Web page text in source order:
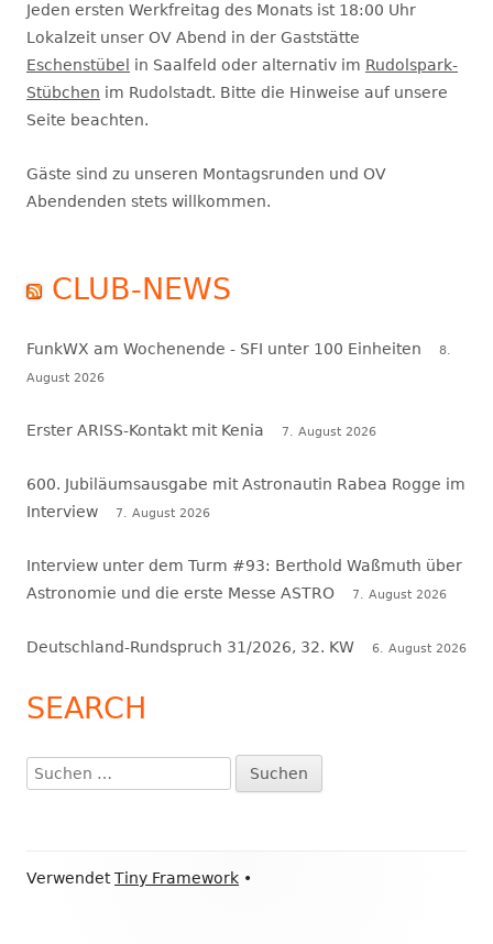
Jeden ersten Werkfreitag des Monats ist 18:00 Uhr
Lokalzeit unser OV Abend in der Gaststätte
Eschenstübel
in Saalfeld oder alternativ im Rudolspark-
Stübchen im Rudolstadt. Bitte die Hinweise auf unsere
Seite beachten.
Gäste sind zu unseren Montagsrunden und OV
Abendenden stets willkommen.
CLUB-NEWS
FunkWX am Wochenende - SFI unter 100 Einheiten
8.
August 2026
Erster ARISS-Kontakt mit Kenia 7. August 2026
600. Jubiläumsausgabe mit Astronautin Rabea Rogge im
Interview
7. August 2026
Interview unter dem Turm #93: Berthold Waßmuth über
Astronomie und die erste Messe ASTRO
7. August 2026
Deutschland-Rundspruch 31/2026, 32. KW 6. August 2026
SEARCH
Suchen
nach:
Footer
VerwendetTiny Framework •